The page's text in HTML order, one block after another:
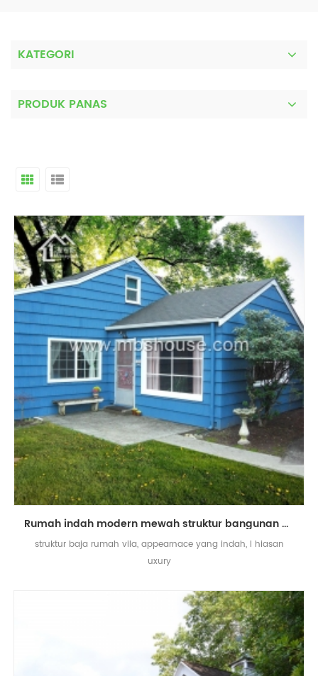
KATEGORI
PRODUK PANAS
Rumah indah modern mewah struktur bangunan baja ringan
struktur baja rumah vila, appearnace yang indah, l hiasan
uxury